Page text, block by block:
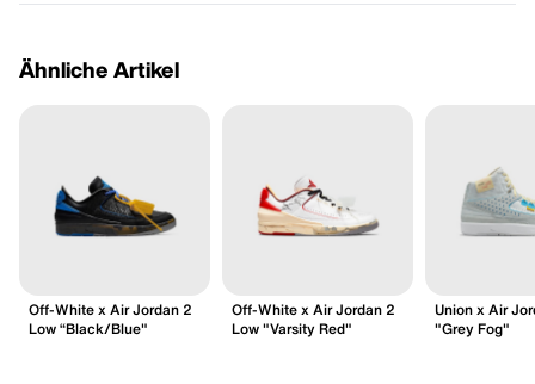
Ähnliche Artikel
Off-White x Air Jordan 2
Low “Black/Blue"
Off-White x Air Jordan 2
Low "Varsity Red"
Union x Air
"Grey Fog"